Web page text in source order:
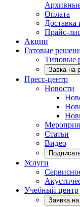
Оплата
Доставка
Прайс-
Акции
Готовые
Типовые
Завка на
Пресс-центр
Новости
Статьи
Видео
Услуги
Учебный центр
Заявка